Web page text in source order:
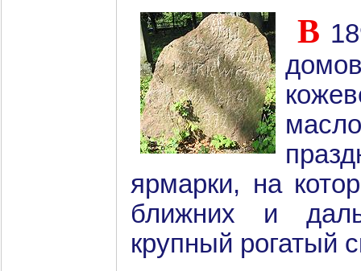
В
ярмарки, на
ближних и
крупный рогатый